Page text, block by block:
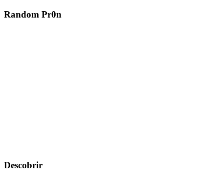
Random Pr0n
Descobrir